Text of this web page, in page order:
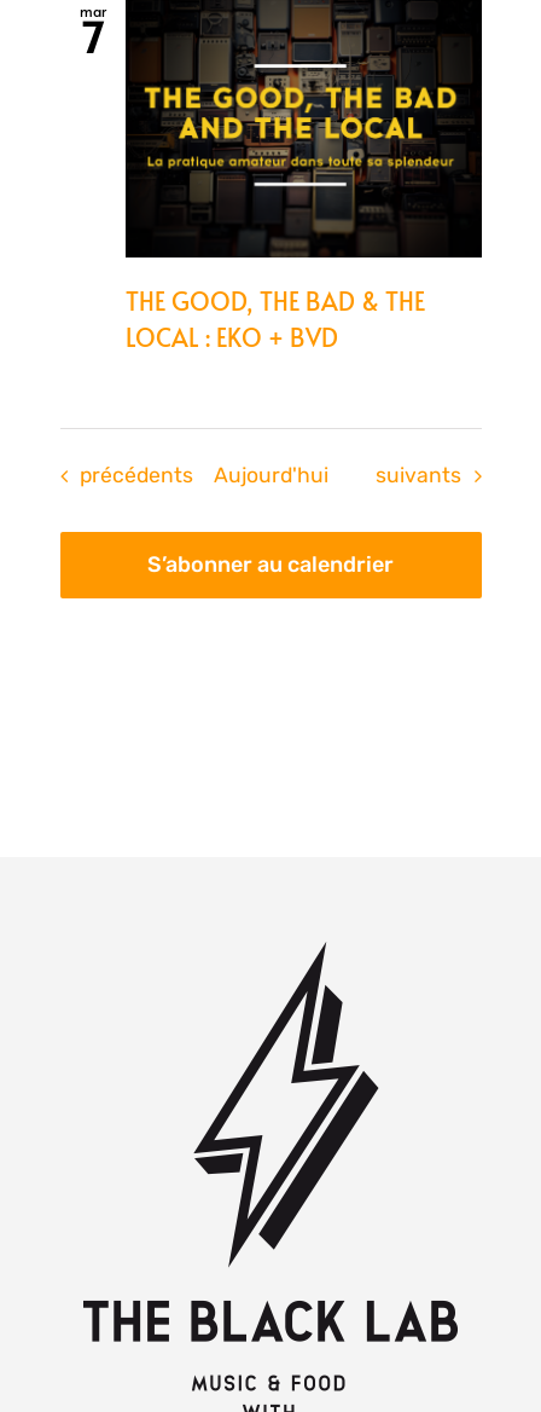
mar
7
THE GOOD, THE BAD & THE
LOCAL : EKO + BVD
Évènements
précédents Aujourd'hui Évènements
suivants
S’abonner au calendrier